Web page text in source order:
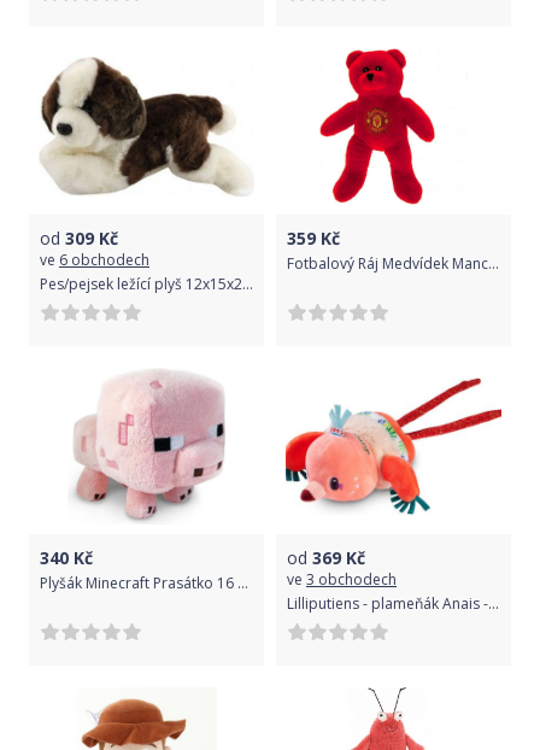
od 309 Kč
ve 6 obchodech
Pes/pejsek ležící plyš 12x15x28cm 0+
359 Kč
Fotbalový Ráj Medvídek Manchester United FC sb
340 Kč
Plyšák Minecraft Prasátko 16 cm
od 369 Kč
ve 3 obchodech
Lilliputiens - plameňák Anais - vibrační hračka